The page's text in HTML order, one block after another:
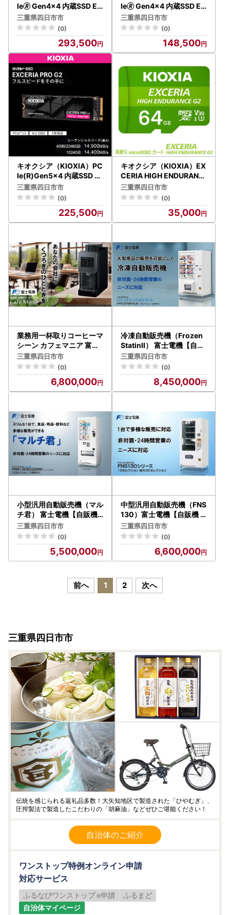
Ie🄬 Gen4x4 内蔵SSD EX
CERIA BASIC 2TB NVMe
M.2 Type2280
三重県四日市市
(0)
293,500
Ie🄬 Gen4x4 内蔵SSD EX
CERIA BASIC 1TB NVMe
M.2 Type2280
三重県四日市市
(0)
148,500
キオクシア（KIOXIA）PC
Ie(R)Gen5x4 内蔵SSD E
XCERIA PRO G2 1TB NV
Me M.2 Type 2280
三重県四日市市
(0)
225,500
キオクシア（KIOXIA）EX
CERIA HIGH ENDURANC
E G2 高耐久 microSDHC/
microSDXC UHS-Iメモリ
カード 64GB
三重県四日市市
(0)
35,000
業務用一杯取りコーヒーマ
シーン カフェマニア 富士
電機【自販機 全自動ドリ
ップ式 珈琲 業務用 三重県
四日市市 四日市】
三重県四日市市
(0)
6,800,000
冷凍自動販売機（Frozen
StatinⅡ） 富士電機【自販
機 冷凍 業務用 三重県 四日
市市 四日市】
三重県四日市市
(0)
8,450,000
小型汎用自動販売機（マル
チ君） 富士電機【自販機
冷凍 常温 業務用 三重県 四
日市市 四日市】
三重県四日市市
(0)
5,500,000
中型汎用自動販売機（FNS
130）富士電機【自販機
冷凍 常温 業務用 三重県 四
日市市 四日市】
三重県四日市市
(0)
6,600,000
前へ 1 2 次へ
三重県四日市市
伝統を感じられる返礼品多数！大矢知地区で製造された「ひやむぎ」、
圧搾製法で製造したこだわりの「胡麻油」などぜひご堪能ください！
自治体のご紹介
ワンストップ特例オンライン申請
対応サービス
ふるなびワンストップ e申請
ふるまど
自治体マイページ